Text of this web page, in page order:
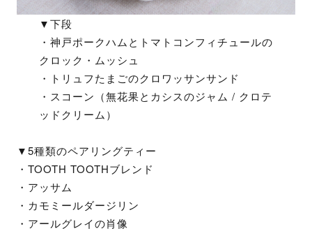
▼下段
・神戸ポークハムとトマトコンフィチュールの
クロック・ムッシュ
・トリュフたまごのクロワッサンサンド
・スコーン（無花果とカシスのジャム / クロテ
ッドクリーム）
▼5種類のペアリングティー
・TOOTH TOOTHブレンド
・アッサム
・カモミールダージリン
・アールグレイの肖像